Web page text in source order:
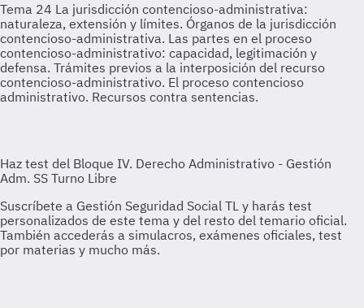
Tema 24 La jurisdicción contencioso-administrativa:
naturaleza, extensión y límites. Órganos de la jurisdicción
contencioso-administrativa. Las partes en el proceso
contencioso-administrativo: capacidad, legitimación y
defensa. Trámites previos a la interposición del recurso
contencioso-administrativo. El proceso contencioso
administrativo. Recursos contra sentencias.